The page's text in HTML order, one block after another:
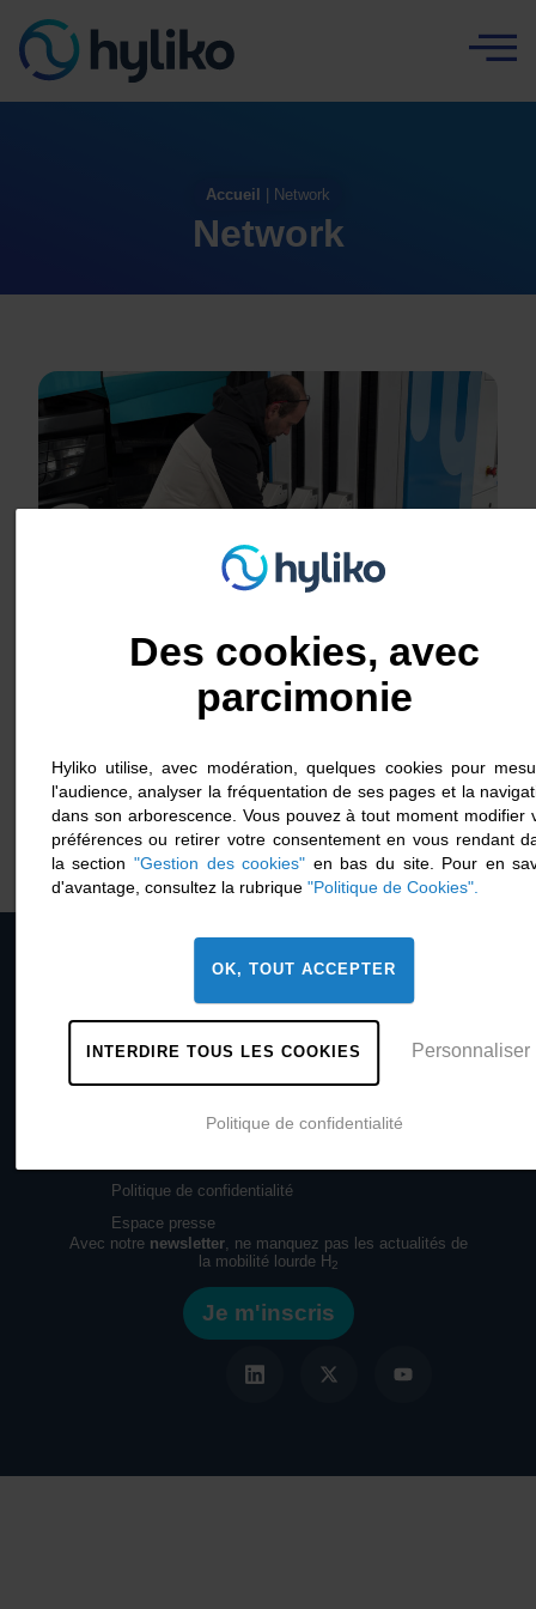
Accueil | Network
Network
Hyvolution : Hyliko présente
l’avancée de ses poids lourds
premiers avitaillements
1 février 2024
Mentions légales
Politique de confidentialité
Espace presse
Avec notre newsletter, ne manquez pas les actualités de
la mobilité lourde H2
Je m'inscris
Des cookies, avec
parcimonie
Hyliko utilise, avec modération, quelques cookies pour
l'audience, analyser la fréquentation de ses pages et la
dans son arborescence. Vous pouvez à tout moment modifier
préférences ou retirer votre consentement en vous rendant
la section "Gestion des cookies" en bas du site. Pour en
d'avantage, consultez la rubrique "Politique de Cookies".
OK, TOUT ACCEPTER
INTERDIRE TOUS LES COOKIES Personnaliser
Politique de confidentialité